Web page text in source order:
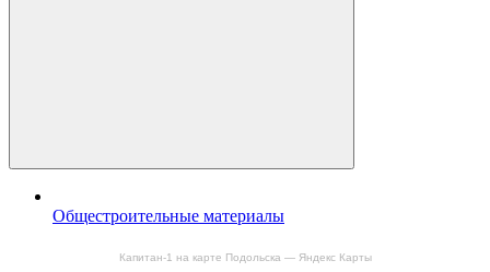
Капитан-1 на карте Подольска — Яндекс Карты
Общестроительные материалы